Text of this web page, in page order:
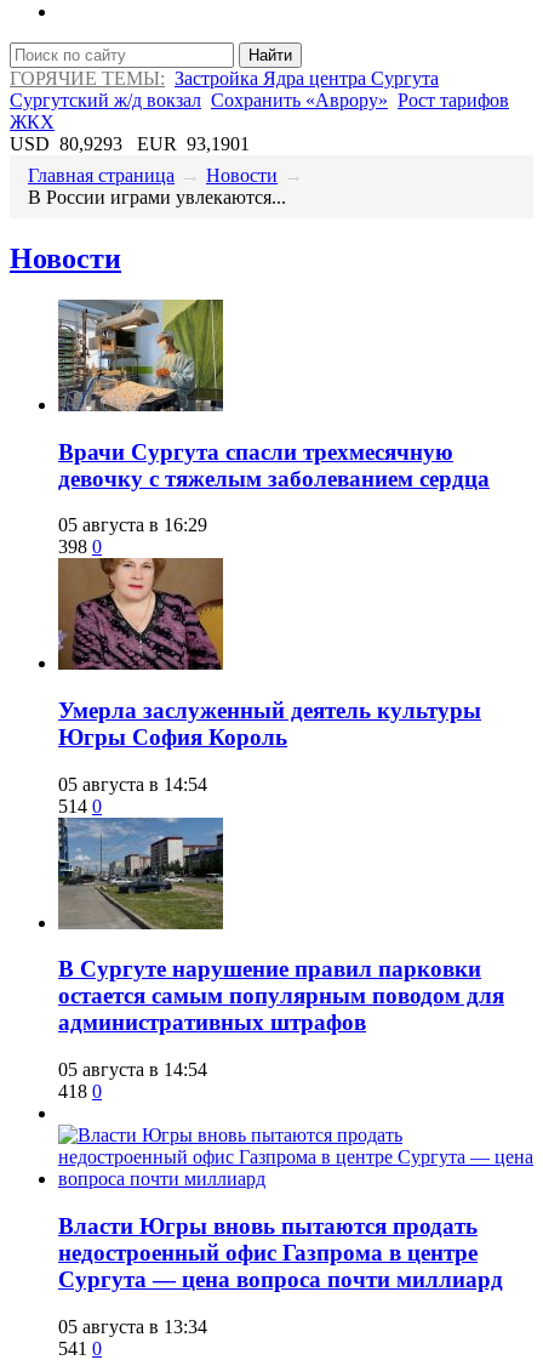
Найти
ГОРЯЧИЕ ТЕМЫ: Застройка Ядра центра Сургута
Сургутский ж/д вокзал Сохранить «Аврору» Рост тарифов
ЖКХ
USD 80,9293 EUR 93,1901
Главная страница → Новости →
В России играми увлекаются...
Новости
​Врачи Сургута спасли трехмесячную
девочку с тяжелым заболеванием сердца
05 августа в 16:29
398 0
​Умерла заслуженный деятель культуры
Югры София Король
05 августа в 14:54
514 0
В Сургуте нарушение правил парковки
остается самым популярным поводом для
административных штрафов
05 августа в 14:54
418 0
Власти Югры вновь пытаются продать
недостроенный офис Газпрома в центре
Сургута — цена вопроса почти миллиард
05 августа в 13:34
541 0